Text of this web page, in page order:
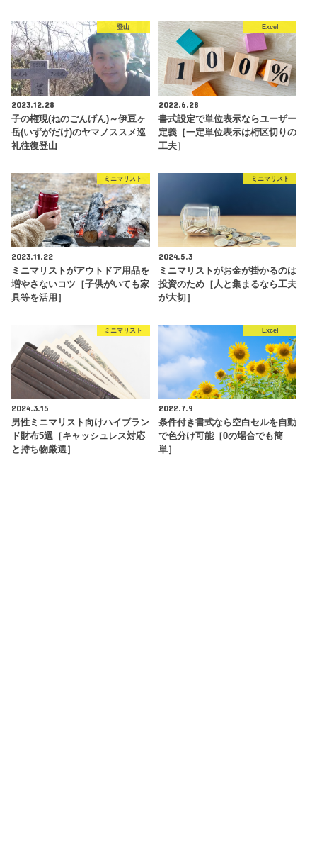
登山
2023.12.28
子の権現(ねのごんげん)～伊豆ヶ
岳(いずがだけ)のヤマノススメ巡
礼往復登山
Excel
2022.6.28
書式設定で単位表示ならユーザー
定義［一定単位表示は桁区切りの
工夫］
ミニマリスト
2023.11.22
ミニマリストがアウトドア用品を
増やさないコツ［子供がいても家
具等を活用］
ミニマリスト
2024.5.3
ミニマリストがお金が掛かるのは
投資のため［人と集まるなら工夫
が大切］
ミニマリスト
2024.3.15
男性ミニマリスト向けハイブラン
ド財布5選［キャッシュレス対応
と持ち物厳選］
Excel
2022.7.9
条件付き書式なら空白セルを自動
で色分け可能［0の場合でも簡
単］